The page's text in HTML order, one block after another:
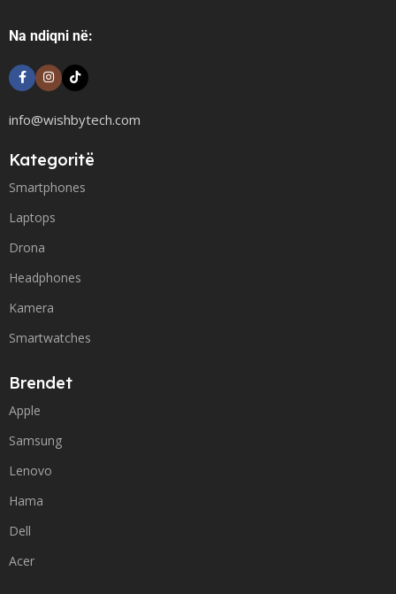
Na ndiqni në:
info@wishbytech.com
Kategoritë
Smartphones
Laptops
Drona
Headphones
Kamera
Smartwatches
Brendet
Apple
Samsung
Lenovo
Hama
Dell
Acer